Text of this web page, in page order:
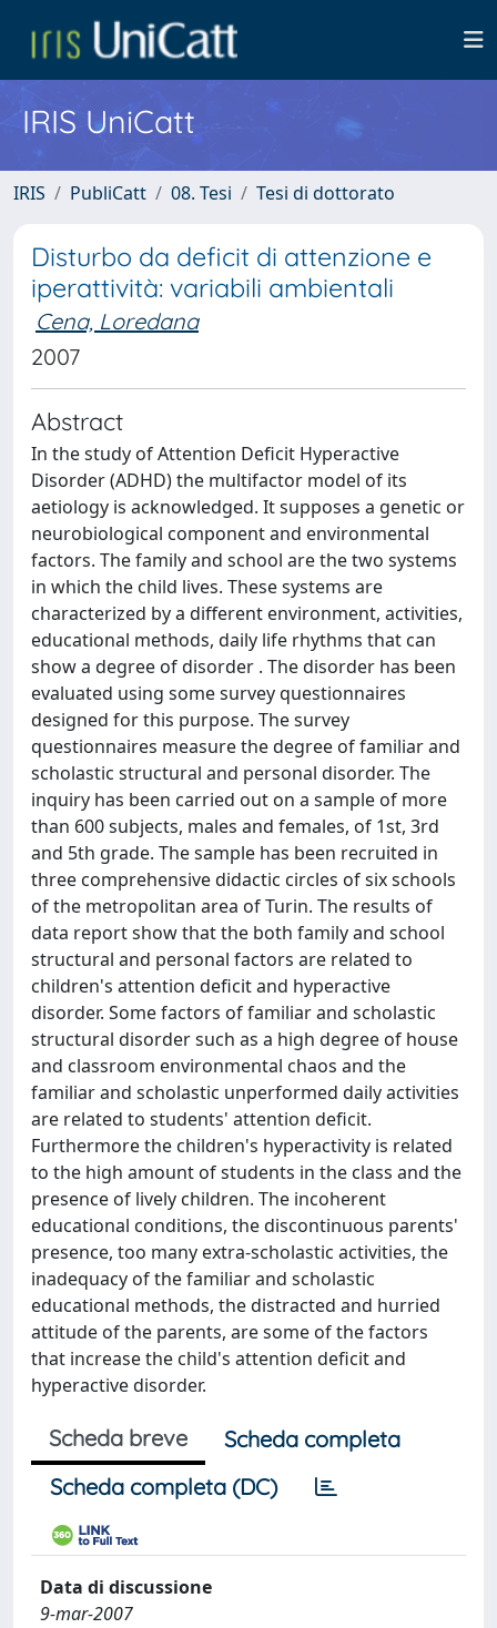
IRIS UniCatt
IRIS PubliCatt 08. Tesi Tesi di dottorato
Disturbo da deficit di attenzione e
iperattività: variabili ambientali
Cena, Loredana
2007
Abstract
In the study of Attention Deficit Hyperactive
Disorder (ADHD) the multifactor model of its
aetiology is acknowledged. It supposes a genetic or
neurobiological component and environmental
factors. The family and school are the two systems
in which the child lives. These systems are
characterized by a different environment, activities,
educational methods, daily life rhythms that can
show a degree of disorder . The disorder has been
evaluated using some survey questionnaires
designed for this purpose. The survey
questionnaires measure the degree of familiar and
scholastic structural and personal disorder. The
inquiry has been carried out on a sample of more
than 600 subjects, males and females, of 1st, 3rd
and 5th grade. The sample has been recruited in
three comprehensive didactic circles of six schools
of the metropolitan area of Turin. The results of
data report show that the both family and school
structural and personal factors are related to
children's attention deficit and hyperactive
disorder. Some factors of familiar and scholastic
structural disorder such as a high degree of house
and classroom environmental chaos and the
familiar and scholastic unperformed daily activities
are related to students' attention deficit.
Furthermore the children's hyperactivity is related
to the high amount of students in the class and the
presence of lively children. The incoherent
educational conditions, the discontinuous parents'
presence, too many extra-scholastic activities, the
inadequacy of the familiar and scholastic
educational methods, the distracted and hurried
attitude of the parents, are some of the factors
that increase the child's attention deficit and
hyperactive disorder.
Scheda breve
Scheda completa
Scheda completa (DC)
Data di discussione
9-mar-2007